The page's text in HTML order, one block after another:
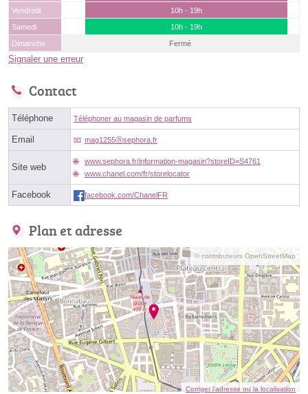
Vendredi
10h - 19h
Samedi
10h - 19h
Dimanche
Fermé
Signaler une erreur
Contact
Téléphone Téléphoner au magasin de parfums
Email mag1255ⓐsephora.fr
Site web
www.sephora.fr/information-magasin?storeID=S4761
www.chanel.com/fr/storelocator
Facebook facebook.com/ChanelFR
Plan et adresse
© contributeurs OpenStreetMap
Corriger l’adresse ou la localisation